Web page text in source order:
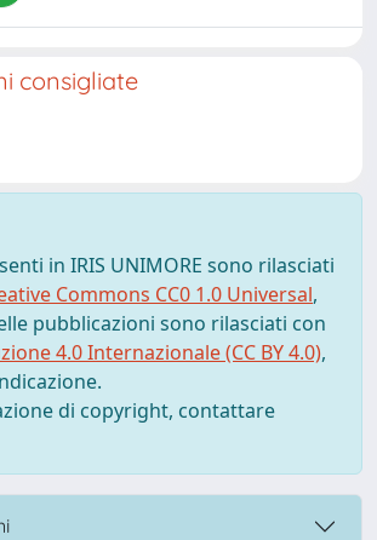
consigliate
in IRIS UNIMORE sono rilasciati
Commons CC0 1.0 Universal,
pubblicazioni sono rilasciati con
4.0 Internazionale (CC BY 4.0),
di copyright, contattare